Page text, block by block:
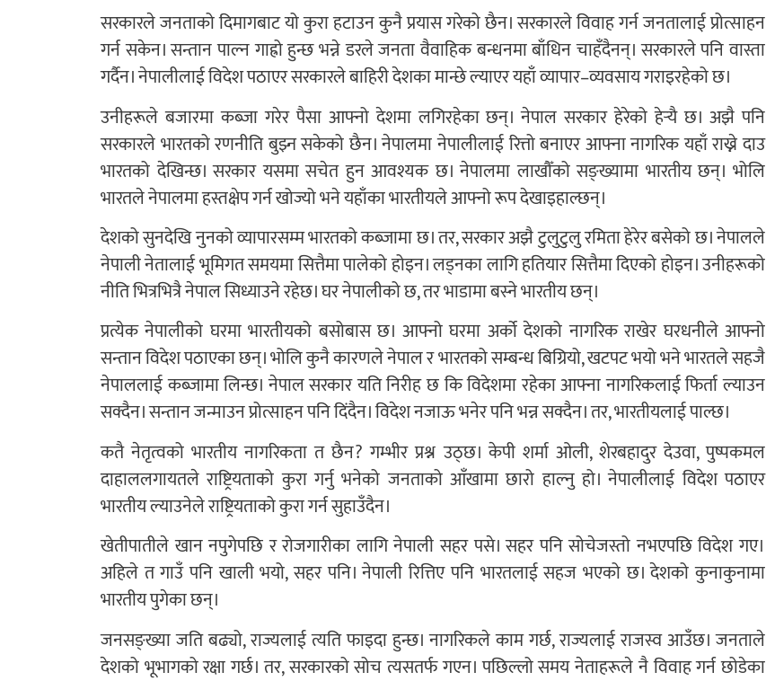
सरकारले जनताको दिमागबाट यो कुरा हटाउन कुनै प्रयास गरेको छैन। सरकारले विवाह गर्न जनतालाई प्रोत्साहन
गर्न सकेन। सन्तान पाल्न गाह्रो हुन्छ भन्ने डरले जनता वैवाहिक बन्धनमा बाँधिन चाहँदैनन्। सरकारले पनि वास्ता
गर्दैन। नेपालीलाई विदेश पठाएर सरकारले बाहिरी देशका मान्छे ल्याएर यहाँ व्यापार–व्यवसाय गराइरहेको छ।
उनीहरूले बजारमा कब्जा गरेर पैसा आफ्नो देशमा लगिरहेका छन्। नेपाल सरकार हेरेको हेर्‍यै छ। अझै पनि
सरकारले भारतको रणनीति बुझ्न सकेको छैन। नेपालमा नेपालीलाई रित्तो बनाएर आफ्ना नागरिक यहाँ राख्ने दाउ
भारतको देखिन्छ। सरकार यसमा सचेत हुन आवश्यक छ। नेपालमा लाखौँको सङ्ख्यामा भारतीय छन्। भोलि
भारतले नेपालमा हस्तक्षेप गर्न खोज्यो भने यहाँका भारतीयले आफ्नो रूप देखाइहाल्छन्।
देशको सुनदेखि नुनको व्यापारसम्म भारतको कब्जामा छ। तर, सरकार अझै टुलुटुलु रमिता हेरेर बसेको छ। नेपालले
नेपाली नेतालाई भूमिगत समयमा सित्तैमा पालेको होइन। लड्नका लागि हतियार सित्तैमा दिएको होइन। उनीहरूको
नीति भित्रभित्रै नेपाल सिध्याउने रहेछ। घर नेपालीको छ, तर भाडामा बस्ने भारतीय छन्।
प्रत्येक नेपालीको घरमा भारतीयको बसोबास छ। आफ्नो घरमा अर्को देशको नागरिक राखेर घरधनीले आफ्नो
सन्तान विदेश पठाएका छन्। भोलि कुनै कारणले नेपाल र भारतको सम्बन्ध बिग्रियो, खटपट भयो भने भारतले सहजै
नेपाललाई कब्जामा लिन्छ। नेपाल सरकार यति निरीह छ कि विदेशमा रहेका आफ्ना नागरिकलाई फिर्ता ल्याउन
सक्दैन। सन्तान जन्माउन प्रोत्साहन पनि दिंदैन। विदेश नजाऊ भनेर पनि भन्न सक्दैन। तर, भारतीयलाई पाल्छ।
कतै नेतृत्वको भारतीय नागरिकता त छैन? गम्भीर प्रश्न उठ्छ। केपी शर्मा ओली, शेरबहादुर देउवा, पुष्पकमल
दाहाललगायतले राष्ट्रियताको कुरा गर्नु भनेको जनताको आँखामा छारो हाल्नु हो। नेपालीलाई विदेश पठाएर
भारतीय ल्याउनेले राष्ट्रियताको कुरा गर्न सुहाउँदैन।
खेतीपातीले खान नपुगेपछि र रोजगारीका लागि नेपाली सहर पसे। सहर पनि सोचेजस्तो नभएपछि विदेश गए।
अहिले त गाउँ पनि खाली भयो, सहर पनि। नेपाली रित्तिए पनि भारतलाई सहज भएको छ। देशको कुनाकुनामा
भारतीय पुगेका छन्।
जनसङ्ख्या जति बढ्यो, राज्यलाई त्यति फाइदा हुन्छ। नागरिकले काम गर्छ, राज्यलाई राजस्व आउँछ। जनताले
देशको भूभागको रक्षा गर्छ। तर, सरकारको सोच त्यसतर्फ गएन। पछिल्लो समय नेताहरूले नै विवाह गर्न छोडेका